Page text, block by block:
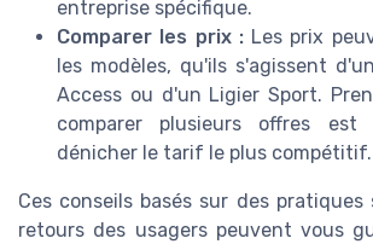
entreprise spécifique.
Comparer les prix :Les prix
les modèles, qu'ils s'agissent
Access ou d'un Ligier Sport.
comparer plusieurs offres est
dénicher le tarif le plus compétitif.
Ces conseils basés sur des
retours des usagers peuvent vous